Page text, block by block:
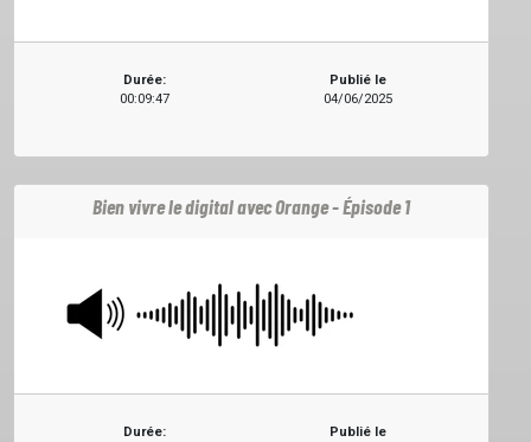
EMISSIONS
Durée:
00:09:47
Publié le
04/06/2025
Bien vivre le digital avec Orange - Épisode 1
Durée:
Publié le